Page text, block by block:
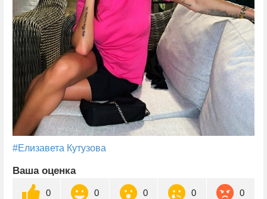
#Елизавета Кутузова
Ваша оценка
0 0 0 0 0